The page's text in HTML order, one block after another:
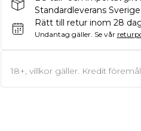
Standardleverans
Rätt till retur inom 28
Undantag gäller. Se vår
18+, villkor gäller. Kredit